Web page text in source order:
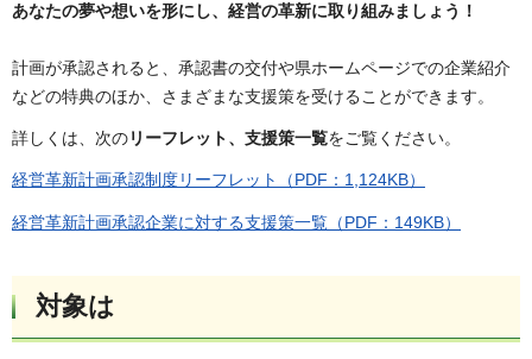
あなたの夢や想いを形にし、経営の革新に取り組みましょう！
計画が承認されると、承認書の交付や県ホームページでの企業紹介
などの特典のほか、さまざまな支援策を受けることができます。
詳しくは、次のリーフレット、支援策一覧をご覧ください。
経営革新計画承認制度リーフレット（PDF：1,124KB）
経営革新計画承認企業に対する支援策一覧（PDF：149KB）
対象は